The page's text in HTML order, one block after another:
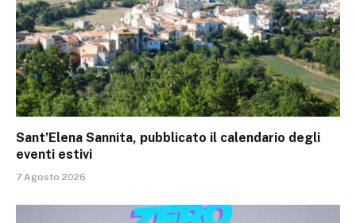
Sant’Elena Sannita, pubblicato il calendario degli
eventi estivi
7 Agosto 2026